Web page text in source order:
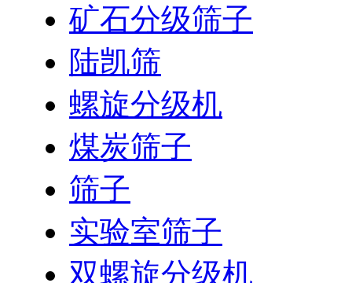
矿石分级筛子
陆凯筛
螺旋分级机
煤炭筛子
筛子
实验室筛子
双螺旋分级机